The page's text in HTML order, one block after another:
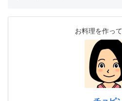
お料理を作っ